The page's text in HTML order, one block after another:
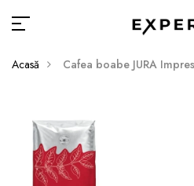
Acasă Cafea boabe JURA